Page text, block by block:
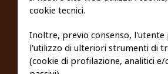
PRIVACY E COOKIE
cookie tecnici.
Inoltre, previo consenso, l'utente
l'utilizzo di ulteriori strumenti di
(cookie di profilazione, analitici